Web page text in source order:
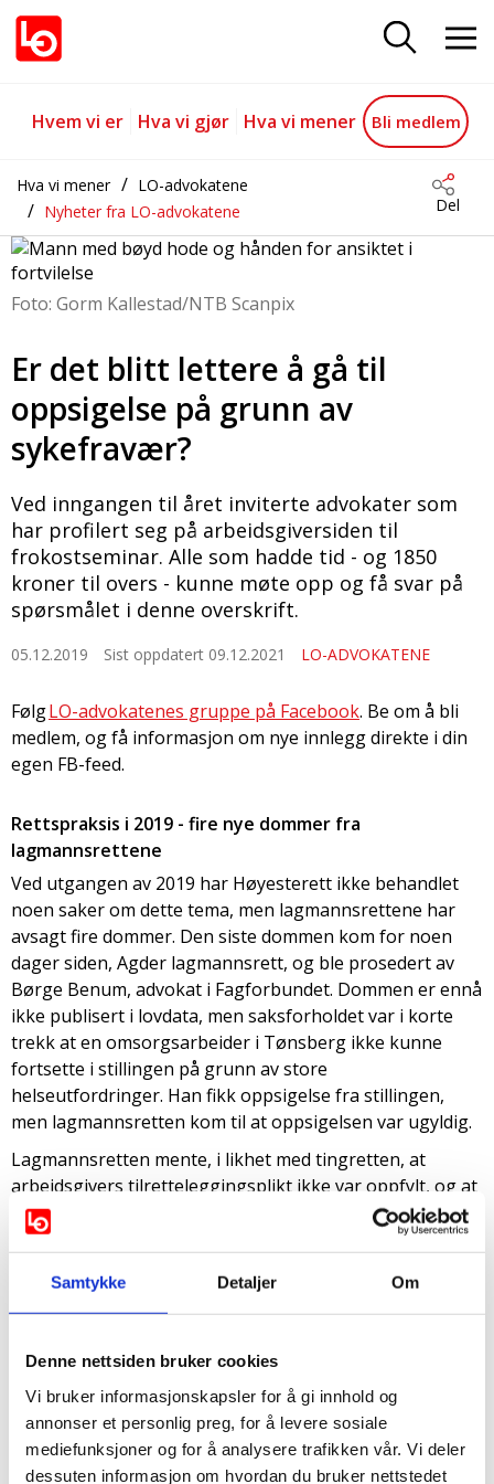
Samtykke Detaljer Om
Denne nettsiden bruker cookies
Vi bruker informasjonskapsler for å gi innhold og
annonser et personlig preg, for å levere sosiale
mediefunksjoner og for å analysere trafikken vår. Vi deler
dessuten informasjon om hvordan du bruker nettstedet
Lettere-å-gå-til-oppsigelse-på-
Gå til hovedinnhold
Gå til navigasjon
Hvem vi er Hva vi gjør Hva vi mener Bli medlem
Hva vi mener
LO-advokatene
Nyheter fra LO-advokatene
Del
Foto: Gorm Kallestad/NTB Scanpix
Er det blitt lettere å gå til
oppsigelse på grunn av
sykefravær?
Ved inngangen til året inviterte advokater som
har profilert seg på arbeidsgiversiden til
frokostseminar. Alle som hadde tid - og 1850
kroner til overs - kunne møte opp og få svar på
spørsmålet i denne overskrift.
05.12.2019 Sist oppdatert 09.12.2021 LO-ADVOKATENE
FølgLO-advokatenes gruppe på Facebook. Be om å bli
medlem, og få informasjon om nye innlegg direkte i din
egen FB-feed.
Rettspraksis i 2019 - fire nye dommer fra
lagmannsrettene
Ved utgangen av 2019 har Høyesterett ikke behandlet
noen saker om dette tema, men lagmannsrettene har
avsagt fire dommer. Den siste dommen kom for noen
dager siden, Agder lagmannsrett, og ble prosedert av
Børge Benum, advokat i Fagforbundet. Dommen er ennå
ikke publisert i lovdata, men saksforholdet var i korte
trekk at en omsorgsarbeider i Tønsberg ikke kunne
fortsette i stillingen på grunn av store
helseutfordringer. Han fikk oppsigelse fra stillingen,
men lagmannsretten kom til at oppsigelsen var ugyldig.
Lagmannsretten mente, i likhet med tingretten, at
arbeidsgivers tilretteleggingsplikt ikke var oppfylt, og at
kommunens HR-avdeling hadde forholdt seg for passivt.
Det er formelt NAV som står for utprøvingen av
tilrettelegging etter arbeidsmiljøloven. Kommunen
burde vært mer aktiv i forhold til å undersøke
stillinger i kommunen.
Den andre dommen er fra Agder lagmannsrett, i februar
2019 (LA-2018-20761). Saken gjaldt kommunenes
oppsigelse av arbeidstaker som ikke lengre kunne jobbe